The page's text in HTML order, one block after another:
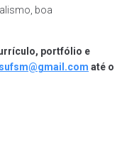
boa
portfólio e
até o